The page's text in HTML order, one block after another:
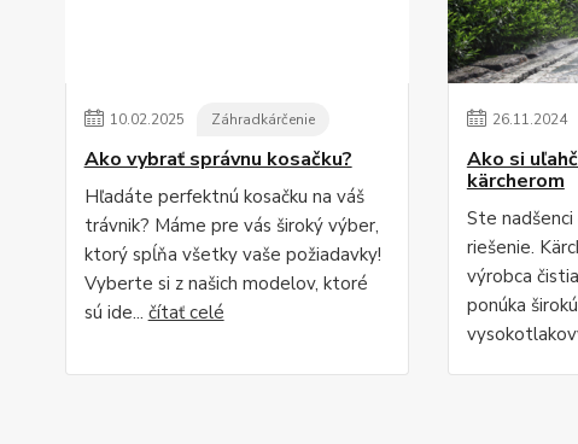
10.02.2025 Záhradkárčenie
Ako vybrať správnu kosačku?
Hľadáte perfektnú kosačku na váš
trávnik? Máme pre vás široký výber,
ktorý spĺňa všetky vaše požiadavky!
Vyberte si z našich modelov, ktoré
sú ide... čítať celé
26.11.2024
Ako si
kärcherom
Ste
riešenie.
výrobca
ponúka